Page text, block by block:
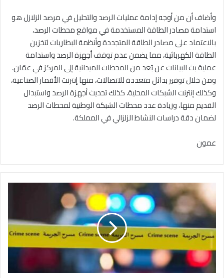
وأضاف أن من أوجه إدامة عمليات الرصد والتحليل في مرصد الزلازل هو
استدامة مصادر الطاقة المستخدمة في مواقع محطات الرصد،
بالاعتماد على مصادر الطاقة المتجددة وأنظمة البطاريات لتخزين
الطاقة الكهربائية، مما يضمن عدم توقف أجهزة الرصد واستدامة
عملية بث البيانات عن بُعد من المحطات الميدانية إلى المركز في عمّان،
ومن خلال توفير بدائل متعددة للاتصالات، منها إنترنت الأقمار الصناعية،
وكذلك إنترنت الشبكات المحلية، كذلك تحديث أجهزة الرصد واستبدال
القديم منها، وزيادة عدد محطات الشبكة الوطنية لمحطات الرصد
لضمان دقة دراسات النشاط الزلزالي في المملكة.
عمون
خ
ي
ق
ت
ل
ا
خ
ي